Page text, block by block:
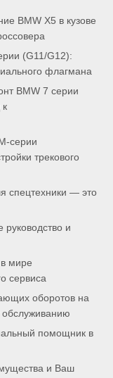
BMW X5 в кузове
(G11/G12):
флагмана
BMW 7 серии
к
серии
трекового
спецтехники — это
руководство и
мире
сервиса
оборотов на
обслуживанию
помощник в
и Ваш